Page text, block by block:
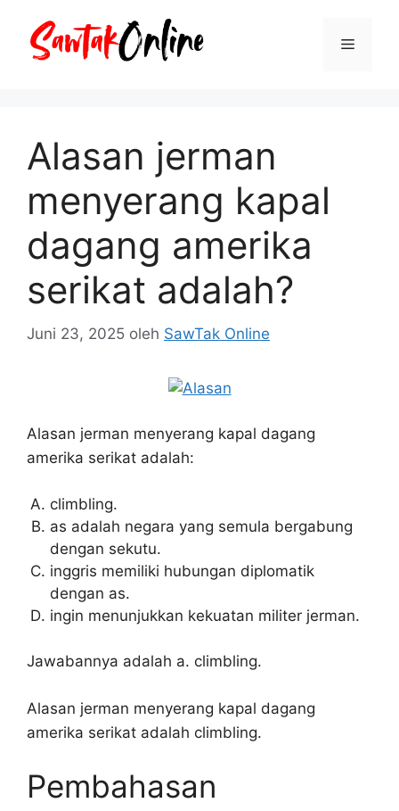
Menu
Alasan jerman
menyerang kapal
dagang amerika
serikat adalah?
Juni 23, 2025 oleh SawTak Online
Alasan jerman menyerang kapal dagang
amerika serikat adalah:
climbling.
as adalah negara yang semula bergabung
dengan sekutu.
inggris memiliki hubungan diplomatik
dengan as.
ingin menunjukkan kekuatan militer jerman.
Jawabannya adalah a. climbling.
Alasan jerman menyerang kapal dagang
amerika serikat adalah climbling.
Pembahasan